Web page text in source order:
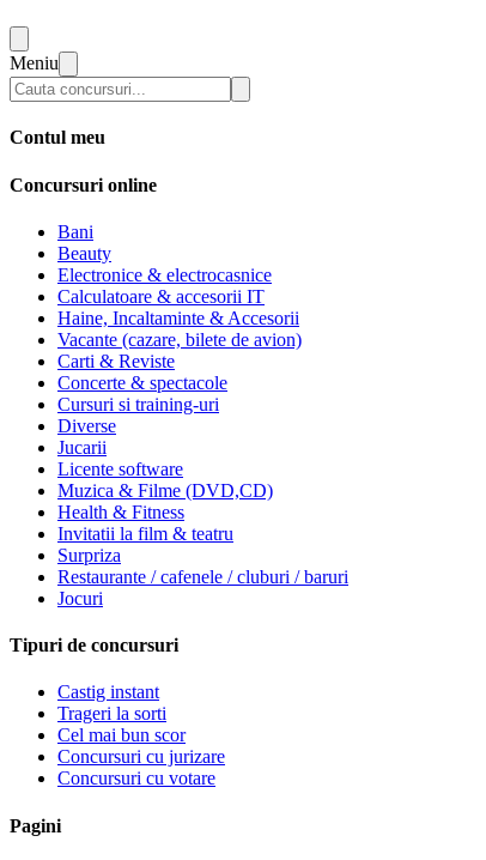
Meniu
Contul meu
Concursuri online
Bani
Beauty
Electronice & electrocasnice
Calculatoare & accesorii IT
Haine, Incaltaminte & Accesorii
Vacante (cazare, bilete de avion)
Carti & Reviste
Concerte & spectacole
Cursuri si training-uri
Diverse
Jucarii
Licente software
Muzica & Filme (DVD,CD)
Health & Fitness
Invitatii la film & teatru
Surpriza
Restaurante / cafenele / cluburi / baruri
Jocuri
Tipuri de concursuri
Castig instant
Trageri la sorti
Cel mai bun scor
Concursuri cu jurizare
Concursuri cu votare
Pagini